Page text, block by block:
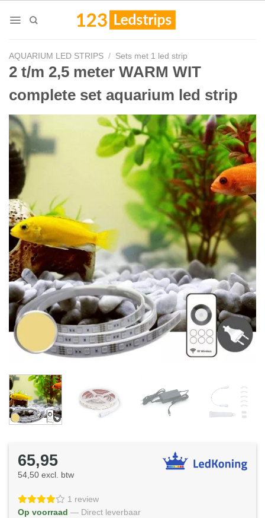
AQUARIUM LED STRIPS / Sets met 1 led strip
2 t/m 2,5 meter WARM WIT
complete set aquarium led strip
65,95
54,50 excl. btw
1 review
Op voorraad — Direct leverbaar